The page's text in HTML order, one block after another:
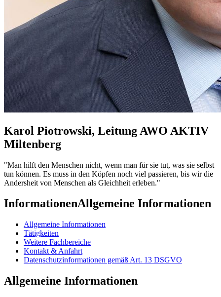
Karol Piotrowski, Leitung AWO AKTIV
Miltenberg
"Man hilft den Menschen nicht, wenn man für sie tut, was sie selbst
tun können. Es muss in den Köpfen noch viel passieren, bis wir die
Andersheit von Menschen als Gleichheit erleben."
InformationenAllgemeine Informationen
Allgemeine Informationen
Tätigkeiten
Weitere Fachbereiche
Kontakt & Anfahrt
Datenschutzinformationen gemäß Art. 13 DSGVO
Allgemeine Informationen